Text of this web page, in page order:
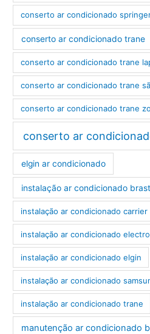
conserto ar condicionado
conserto ar condicionado trane
conserto ar condicionado trane
conserto ar condicionado trane
conserto ar condicionado trane
conserto ar
elgin ar condicionado
instalação ar condicionado
instalação ar condicionado carrier
instalação ar condicionado
instalação ar condicionado elgin
instalação ar condicionado
instalação ar condicionado trane
manutenção ar condicionado